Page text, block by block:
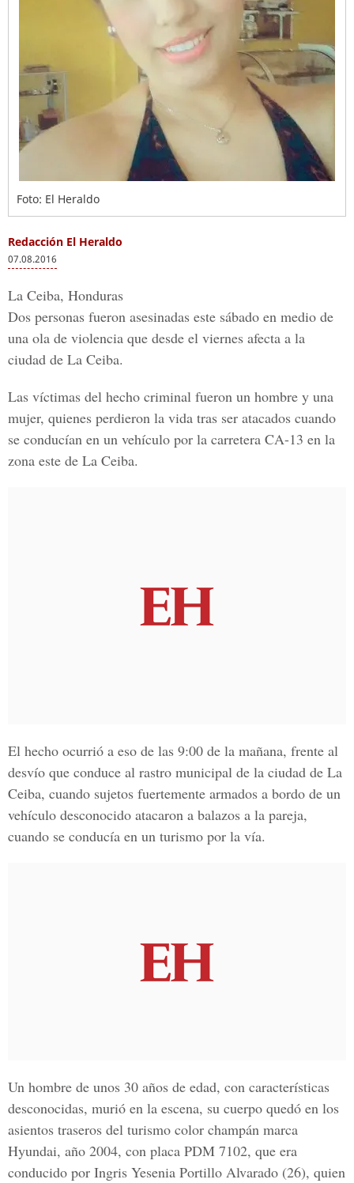
Foto: El Heraldo
Redacción El Heraldo
07.08.2016
La Ceiba, Honduras
Dos personas fueron asesinadas este sábado en medio de
una ola de violencia que desde el viernes afecta a la
ciudad de La Ceiba.
Las víctimas del hecho criminal fueron un hombre y una
mujer, quienes perdieron la vida tras ser atacados cuando
se conducían en un vehículo por la carretera CA-13 en la
zona este de La Ceiba.
El hecho ocurrió a eso de las 9:00 de la mañana, frente al
desvío que conduce al rastro municipal de la ciudad de La
Ceiba, cuando sujetos fuertemente armados a bordo de un
vehículo desconocido atacaron a balazos a la pareja,
cuando se conducía en un turismo por la vía.
Un hombre de unos 30 años de edad, con características
desconocidas, murió en la escena, su cuerpo quedó en los
asientos traseros del turismo color champán marca
Hyundai, año 2004, con placa PDM 7102, que era
conducido por Ingris Yesenia Portillo Alvarado (26), quien